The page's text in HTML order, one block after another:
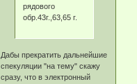
рядового
обр.43г.,63,65 г.
Дабы прекратить дальнейшие
спекуляции "на тему" скажу
сразу, что в электронный